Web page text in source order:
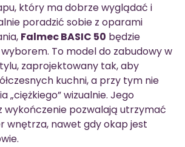
który ma dobrze wyglądać i
poradzić sobie z oparami
Falmec BASIC 50 będzie
To model do zabudowy w
zaprojektowany tak, aby
kuchni, a przy tym nie
„ciężkiego” wizualnie. Jego
wykończenie pozwalają utrzymać
wnętrza, nawet gdy okap jest